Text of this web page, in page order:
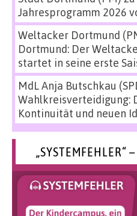
Jahresprogramm 2026
Weltacker Dortmund
Dortmund: Der
startet in seine erste
MdL Anja Butschkau
Wahlkreisverteidigung:
Kontinuität und neuen
„SYSTEMFEHLER“